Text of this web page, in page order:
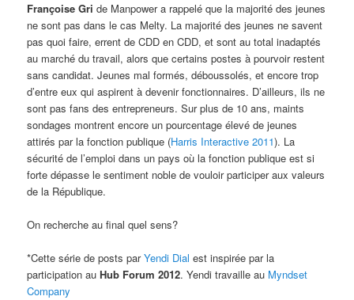
Françoise Gri de Manpower a rappelé que la majorité des jeunes
ne sont pas dans le cas Melty. La majorité des jeunes ne savent
pas quoi faire, errent de CDD en CDD, et sont au total inadaptés
au marché du travail, alors que certains postes à pourvoir restent
sans candidat. Jeunes mal formés, déboussolés, et encore trop
d’entre eux qui aspirent à devenir fonctionnaires. D’ailleurs, ils ne
sont pas fans des entrepreneurs. Sur plus de 10 ans, maints
sondages montrent encore un pourcentage élevé de jeunes
attirés par la fonction publique (Harris Interactive 2011). La
sécurité de l’emploi dans un pays où la fonction publique est si
forte dépasse le sentiment noble de vouloir participer aux valeurs
de la République.
On recherche au final quel sens?
*Cette série de posts parYendi Dial est inspirée par la
participation auHub Forum 2012. Yendi travaille au Myndset
Company